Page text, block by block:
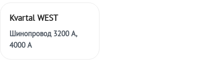
Kvartal WEST
Шинопровод 3200 А,
4000 А